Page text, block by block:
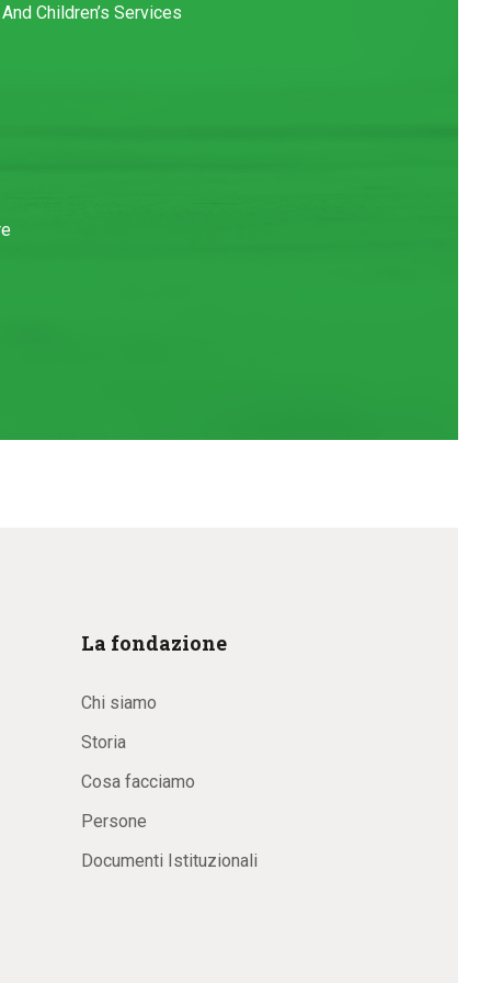
Children’s Services
La fondazione
Chi siamo
Storia
Cosa facciamo
Persone
Documenti Istituzionali